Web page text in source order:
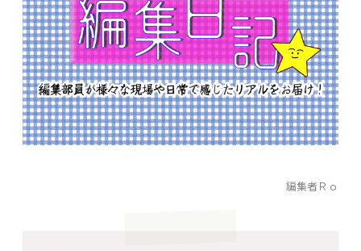
編集者Ｒｏ